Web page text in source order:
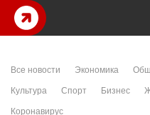
Все новости Экономика
Культура
Спорт Бизнес
Коронавирус